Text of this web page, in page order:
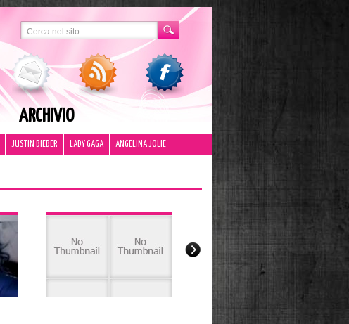
ARCHIVIO
JUSTIN BIEBER LADY GAGA ANGELINA JOLIE